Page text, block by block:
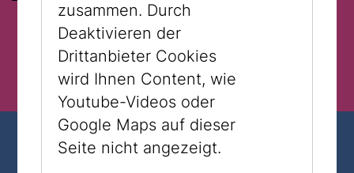
zusammen. Durch
Deaktivieren der
Drittanbieter Cookies
wird Ihnen Content, wie
Youtube-Videos oder
Google Maps auf dieser
Seite nicht angezeigt.